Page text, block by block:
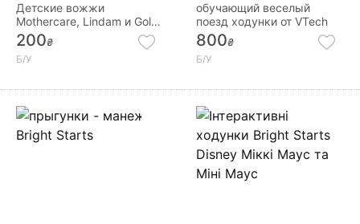
Детские вожжи
Mothercare, Lindam и Gold
Bug
200₴
Б/У
обучающий веселый
поезд ходунки от VTech
800₴
Б/У